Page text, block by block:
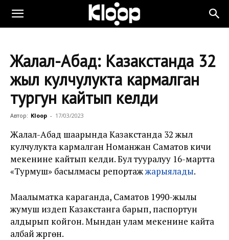
Жалал-Абад: Казакстанда 32
жыл кулчулукта кармалган
тургун кайтып келди
Автор: Kloop - 17/03/2023
Жалал-Абад шаарында Казакстанда 32 жыл
кулчулукта кармалган Номанжан Саматов кичи
мекенине кайтып келди. Бул тууралуу 16-мартта
«Турмуш» басылмасы репортажжарыялады.
Маалыматка караганда, Саматов 1990-жылы
жумуш издеп Казакстанга барып, паспортун
алдырып койгон. Мындан улам мекенине кайта
албай жүргөн.